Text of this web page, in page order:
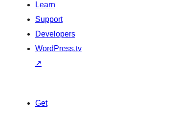
Learn
Support
Developers
WordPress.tv
↗
Get